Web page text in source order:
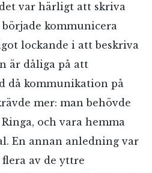
var härligt att skriva
kommunicera
lockande i att beskriva
är dåliga på att
då kommunikation på
mer: man behövde
och vara hemma
En annan anledning var
av de yttre